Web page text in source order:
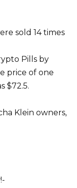
sold 14 times
Pills by
price of one
$72.5.
Klein owners,